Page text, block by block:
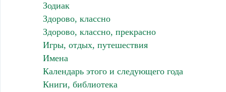
Зодиак
Здорово, классно
Здорово, классно, прекрасно
Игры, отдых, путешествия
Имена
Календарь этого и следующего года
Книги, библиотека